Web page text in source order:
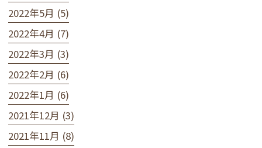
2022年5月 (5)
2022年4月 (7)
2022年3月 (3)
2022年2月 (6)
2022年1月 (6)
2021年12月 (3)
2021年11月 (8)